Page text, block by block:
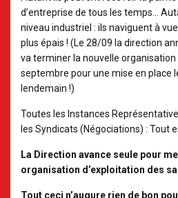
d’entreprise de tous les temps…
niveau industriel : ils naviguent à
plus épais ! (Le 28/09 la direction
va terminer la nouvelle organisation
septembre pour une mise en place
lendemain !)
Toutes les Instances
les Syndicats (Négociations) : Tout
La Direction avance seule pour
organisation d’exploitation des
Tout ceci n’augure rien de bon